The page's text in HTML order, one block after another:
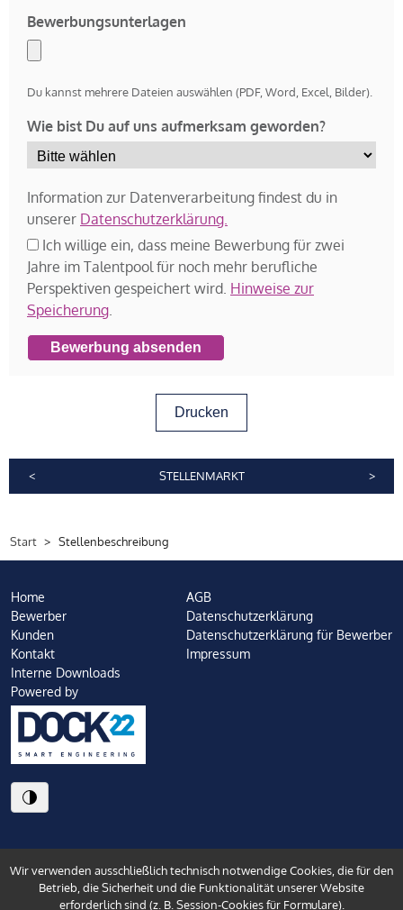
Bewerbungsunterlagen
Du kannst mehrere Dateien auswählen (PDF, Word, Excel, Bilder).
Wie bist Du auf uns aufmerksam geworden?
Information zur Datenverarbeitung findest du in
unserer Datenschutzerklärung.
Ich willige ein, dass meine Bewerbung für zwei
Jahre im Talentpool für noch mehr berufliche
Perspektiven gespeichert wird. Hinweise zur
Speicherung.
Bewerbung absenden
Drucken
< >
STELLENMARKT
Start Stellenbeschreibung
Home
Bewerber
Kunden
Kontakt
Interne Downloads
AGB
Datenschutzerklärung
Datenschutzerklärung für Bewerber
Impressum
Powered by
Wir verwenden ausschließlich technisch notwendige Cookies, die für den
Betrieb, die Sicherheit und die Funktionalität unserer Website
erforderlich sind (z. B. Session-Cookies für Formulare).